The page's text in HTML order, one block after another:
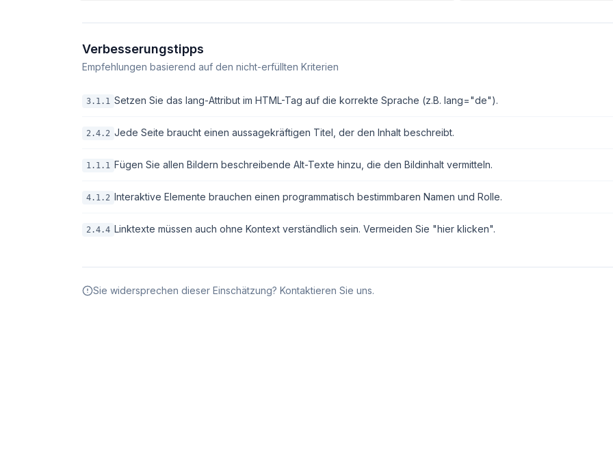
Verbesserungstipps
Empfehlungen basierend auf den nicht-erfüllten Kriterien
3.1.1 Setzen Sie das lang-Attribut im HTML-Tag auf die korrekte Sprache (z.B. lang="de").
2.4.2 Jede Seite braucht einen aussagekräftigen Titel, der den Inhalt beschreibt.
1.1.1 Fügen Sie allen Bildern beschreibende Alt-Texte hinzu, die den Bildinhalt vermitteln.
4.1.2 Interaktive Elemente brauchen einen programmatisch bestimmbaren Namen und Rolle.
2.4.4 Linktexte müssen auch ohne Kontext verständlich sein. Vermeiden Sie "hier klicken".
Sie widersprechen dieser Einschätzung? Kontaktieren Sie uns.